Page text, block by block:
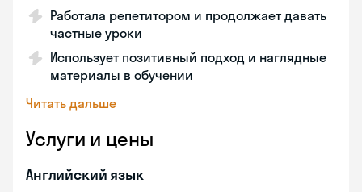
Работала репетитором и продолжает давать
частные уроки
Использует позитивный подход и наглядные
материалы в обучении
Читать дальше
Услуги и цены
Английский язык